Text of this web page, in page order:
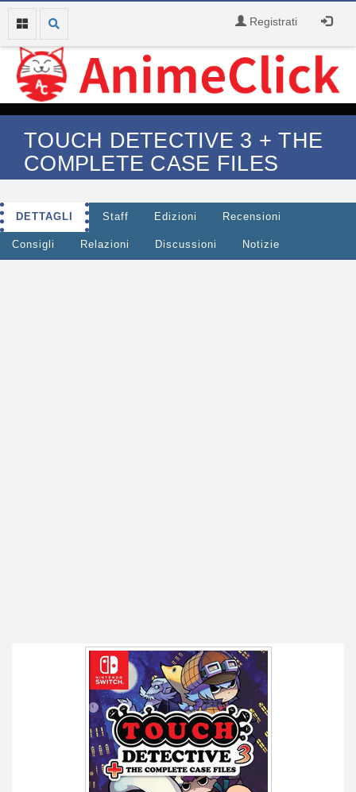
Registrati
TOUCH DETECTIVE 3 + THE
COMPLETE CASE FILES
DETTAGLI Staff Edizioni Recensioni
Consigli Relazioni Discussioni Notizie